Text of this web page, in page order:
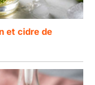
et cidre de